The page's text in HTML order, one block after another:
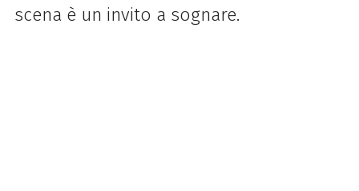
scena è un invito a sognare.